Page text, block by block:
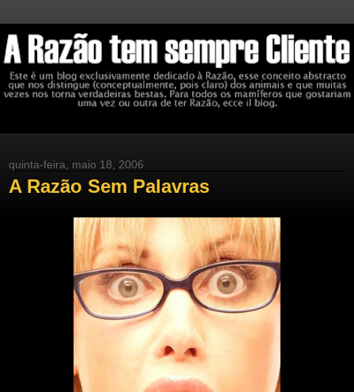
quinta-feira, maio 18, 2006
A Razão Sem Palavras